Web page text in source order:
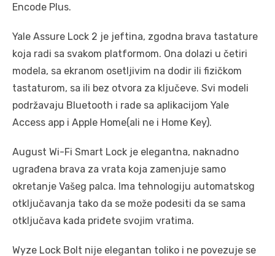
Encode Plus.
Yale Assure Lock 2 je jeftina, zgodna brava tastature
koja radi sa svakom platformom. Ona dolazi u četiri
modela, sa ekranom osetljivim na dodir ili fizičkom
tastaturom, sa ili bez otvora za ključeve. Svi modeli
podržavaju Bluetooth i rade sa aplikacijom Yale
Access app i Apple Home(ali ne i Home Key).
August Wi-Fi Smart Lock je elegantna, naknadno
ugrađena brava za vrata koja zamenjuje samo
okretanje Vašeg palca. Ima tehnologiju automatskog
otključavanja tako da se može podesiti da se sama
otključava kada priđete svojim vratima.
Wyze Lock Bolt nije elegantan toliko i ne povezuje se